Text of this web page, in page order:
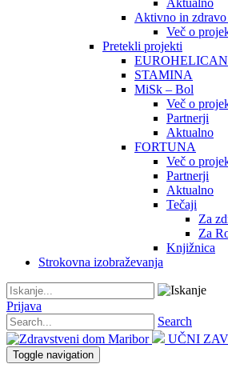
Aktualno
Aktivno in
Več o
Pretekli projekti
EUROHELICAN
STAMINA
MiSk – Bol
Več o
Partnerji
Aktualno
FORTUNA
Več o
Partnerji
Aktualno
Tečaji
Za
Za
Knjižnica
Strokovna izobraževanja
Prijava
Search
UČNI
Toggle navigation